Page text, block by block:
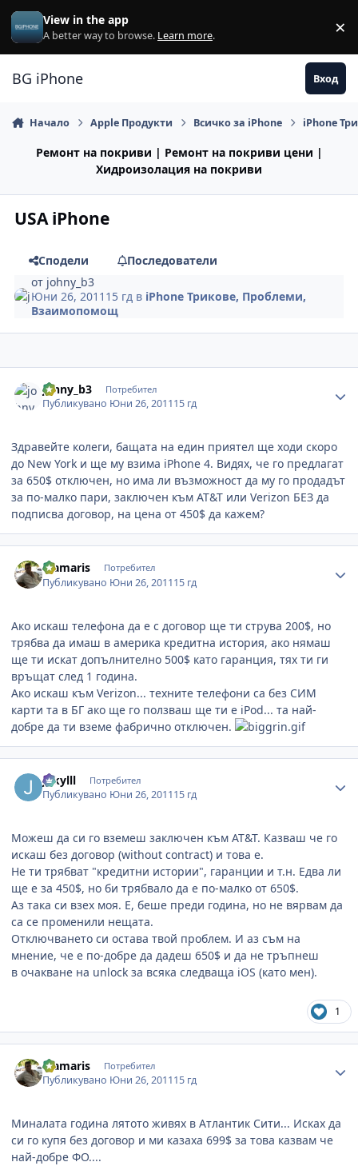
Премини към съдържанието
View in the app
A better way to browse. Learn more. ×
BG iPhone Вход
Начало Apple Продукти Всичко за iPhone iPhone
Ремонт на покриви | Ремонт на покриви цени |
Хидроизолация на покриви
USA iPhone
Сподели
Последователи
от johny_b3
Юни 26, 2011 15 гд в iPhone Трикове, Проблеми,
Взаимопомощ
johny_b3 Потребител
Публикувано Юни 26, 201115 гд
Здравейте колеги, бащата на един приятел ще ходи скоро
до New York и ще му взима iPhone 4. Видях, че го предлагат
за 650$ отключен, но има ли възможност да му го продадът
за по-малко пари, заключен към AT&T или Verizon БЕЗ да
подписва договор, на цена от 450$ да кажем?
diamaris Потребител
Публикувано Юни 26, 201115 гд
Ако искаш телефона да е с договор ще ти струва 200$, но
трябва да имаш в америка кредитна история, ако нямаш
ще ти искат допълнително 500$ като гаранция, тях ти ги
връщат след 1 година.
Ако искаш към Verizon... техните телефони са без СИМ
карти та в БГ ако ще го ползваш ще ти е iPod... та най-
добре да ти вземе фабрично отключен.
Jekylll Потребител
Публикувано Юни 26, 201115 гд
Можеш да си го вземеш заключен към AT&T. Казваш че го
искаш без договор (without contract) и това е.
Не ти трябват "кредитни истории", гаранции и т.н. Едва ли
ще е за 450$, но би трябвало да е по-малко от 650$.
Аз така си взех моя. Е, беше преди година, но не вярвам да
са се променили нещата.
Отключването си остава твой проблем. И аз съм на
мнение, че е по-добре да дадеш 650$ и да не тръпнеш
в очакване на unlock за всяка следваща iOS (като мен).
1
diamaris Потребител
Публикувано Юни 26, 201115 гд
Миналата година лятото живях в Атлантик Сити... Исках да
си го купя без договор и ми казаха 699$ за това казвам че
най-добре ФО....